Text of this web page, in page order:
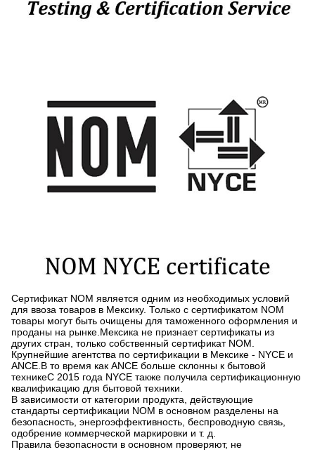
Сертификат NOM является одним из необходимых условий
для ввоза товаров в Мексику. Только с сертификатом NOM
товары могут быть очищены для таможенного оформления и
проданы на рынке.Мексика не признает сертификаты из
других стран, только собственный сертификат NOM.
Крупнейшие агентства по сертификации в Мексике - NYCE и
ANCE.В то время как ANCE больше склонны к бытовой
техникеС 2015 года NYCE также получила сертификационную
квалификацию для бытовой техники.
В зависимости от категории продукта, действующие
стандарты сертификации NOM в основном разделены на
безопасность, энергоэффективность, беспроводную связь,
одобрение коммерческой маркировки и т. д.
Правила безопасности в основном проверяют, не